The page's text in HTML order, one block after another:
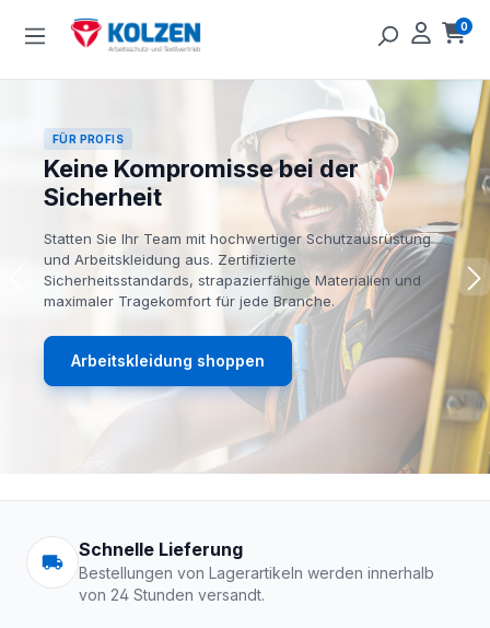
Zum Hauptinhalt springen 0
FÜR PROFIS
Keine Kompromisse bei der
Sicherheit
Statten Sie Ihr Team mit hochwertiger Schutzausrüstung
und Arbeitskleidung aus. Zertifizierte
Sicherheitsstandards, strapazierfähige Materialien und
maximaler Tragekomfort für jede Branche.
Arbeitskleidung shoppen
Arbeitskleidung |
Schnelle Lieferung
Bestellungen von Lagerartikeln werden innerhalb
von 24 Stunden versandt.